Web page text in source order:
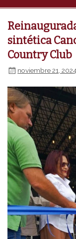
sintética
Country Club
noviembre 21,